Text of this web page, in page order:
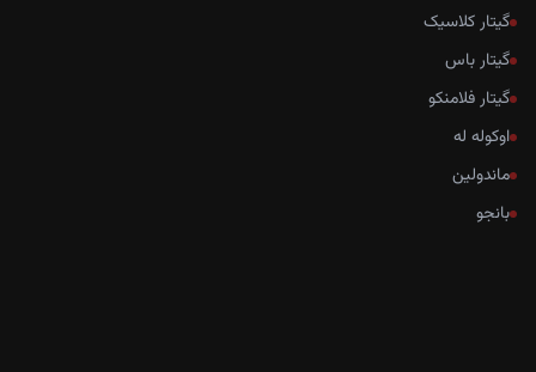
گیتار کلاسیک
گیتار باس
گیتار فلامنکو
اوکوله له
ماندولین
بانجو